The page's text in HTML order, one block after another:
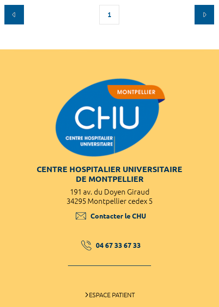
1
CENTRE HOSPITALIER UNIVERSITAIRE
DE MONTPELLIER
191 av. du Doyen Giraud
34295 Montpellier cedex 5
Contacter le CHU
04 67 33 67 33
ESPACE PATIENT